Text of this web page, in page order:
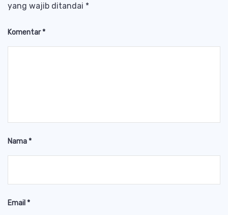
yang wajib ditandai *
Komentar*
Nama*
Email *